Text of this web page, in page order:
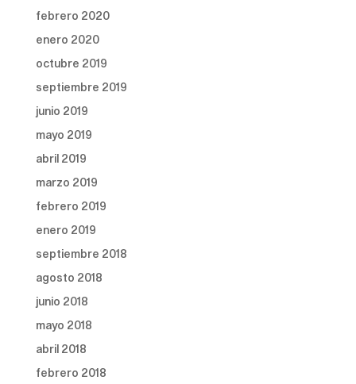
febrero 2020
enero 2020
octubre 2019
septiembre 2019
junio 2019
mayo 2019
abril 2019
marzo 2019
febrero 2019
enero 2019
septiembre 2018
agosto 2018
junio 2018
mayo 2018
abril 2018
febrero 2018